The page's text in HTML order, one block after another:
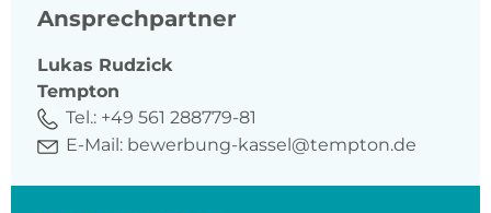
Ansprechpartner
Lukas Rudzick
Tempton
Tel.: +49 561 288779-81
E-Mail: bewerbung-kassel@tempton.de